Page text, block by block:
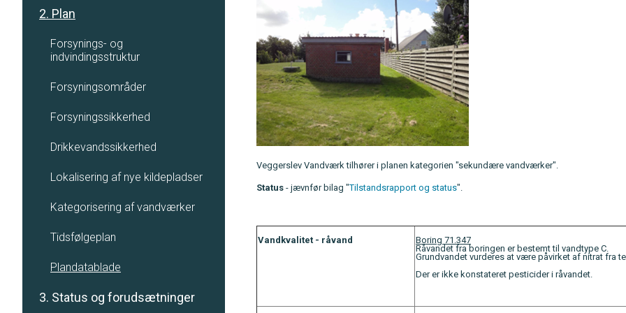
2. Plan
Forsynings- og
indvindingsstruktur
Forsyningsområder
Forsyningssikkerhed
Drikkevandssikkerhed
Lokalisering af nye kildepladser
Kategorisering af vandværker
Tidsfølgeplan
Plandatablade
3. Status og forudsætninger
Veggerslev Vandværk tilhører i planen kategorien "sekundære vandværker".
Status - jævnfør bilag "Tilstandsrapport og status".
Vandkvalitet - råvand
Boring 71.347
Råvandet fra boringen er bestemt til vandtype C.
Grundvandet vurderes at være påvirket af nitrat fra
Der er ikke konstateret pesticider i råvandet.